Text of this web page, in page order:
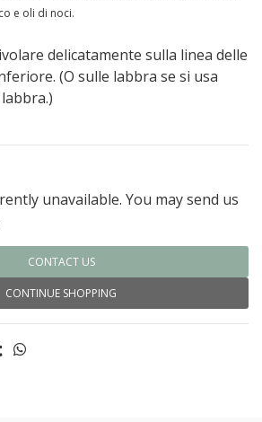
e oli di noci.
delicatamente sulla linea delle
(O sulle labbra se si usa
unavailable. You may send us
CONTACT US
CONTINUE SHOPPING